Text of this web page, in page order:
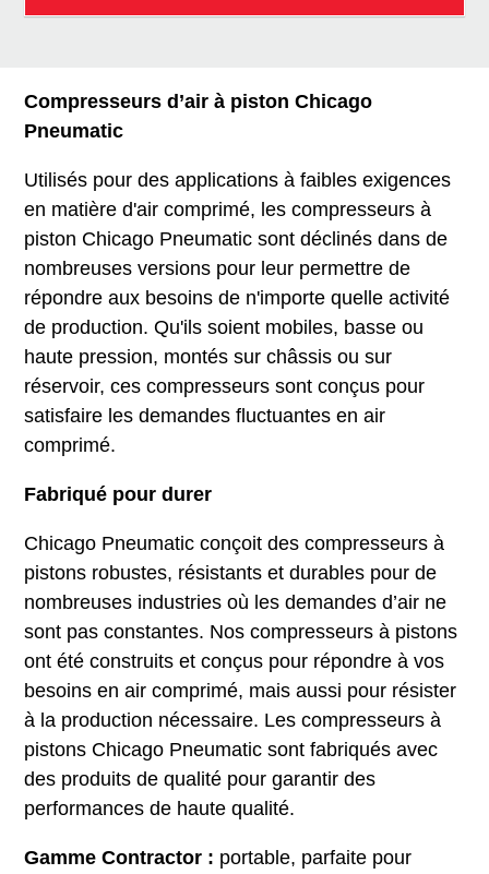
Compresseurs d’air à piston Chicago
Pneumatic
Utilisés pour des applications à faibles exigences
en matière d'air comprimé, les compresseurs à
piston Chicago Pneumatic sont déclinés dans de
nombreuses versions pour leur permettre de
répondre aux besoins de n'importe quelle activité
de production. Qu'ils soient mobiles, basse ou
haute pression, montés sur châssis ou sur
réservoir, ces compresseurs sont conçus pour
satisfaire les demandes fluctuantes en air
comprimé.
Fabriqué pour durer
Chicago Pneumatic conçoit des compresseurs à
pistons robustes, résistants et durables pour de
nombreuses industries où les demandes d’air ne
sont pas constantes. Nos compresseurs à pistons
ont été construits et conçus pour répondre à vos
besoins en air comprimé, mais aussi pour résister
à la production nécessaire. Les compresseurs à
pistons Chicago Pneumatic sont fabriqués avec
des produits de qualité pour garantir des
performances de haute qualité.
Gamme Contractor : portable, parfaite pour